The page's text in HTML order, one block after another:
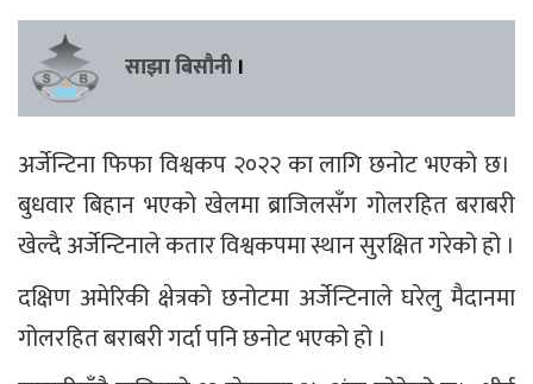
साझा बिसौनी ।
अर्जेन्टिना फिफा विश्वकप २०२२ का लागि छनोट भएको छ।
बुधवार बिहान भएको खेलमा ब्राजिलसँग गोलरहित बराबरी
खेल्दै अर्जेन्टिनाले कतार विश्वकपमा स्थान सुरक्षित गरेको हो ।
दक्षिण अमेरिकी क्षेत्रको छनोटमा अर्जेन्टिनाले घरेलु मैदानमा
गोलरहित बराबरी गर्दा पनि छनोट भएको हो ।